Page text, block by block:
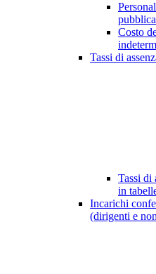
Costo
Tassi di
Tassi di
in
Incarichi
(dirigenti e